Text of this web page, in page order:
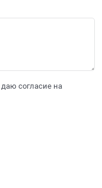
согласие на